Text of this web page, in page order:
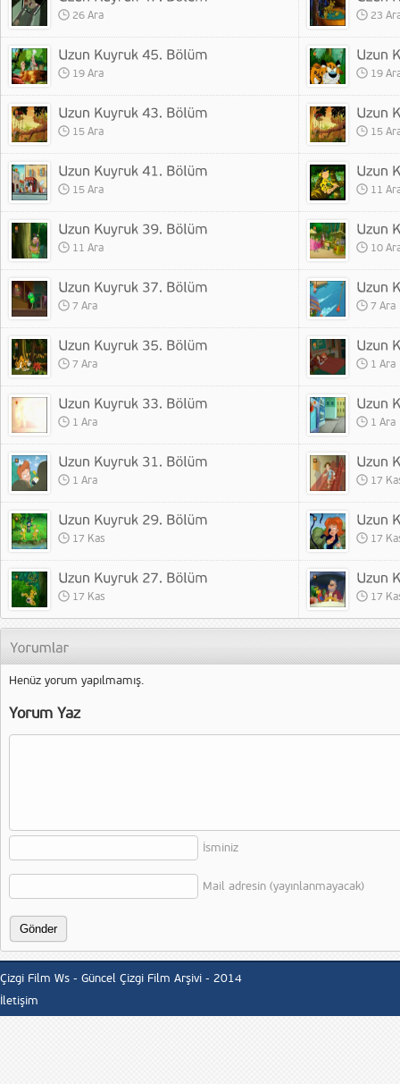
26 Ara 23
19 Ara 19
15 Ara 15
15 Ara 11
11 Ara 10
7 Ara 7 Ara
7 Ara 1 Ara
1 Ara 1 Ara
1 Ara 17
17 Kas 17
17 Kas 17
Henüz yorum yapılmamış.
Yorum Yaz
İsminiz
Mail adresin (yayınlanmayacak)
Çizgi Film Ws - Güncel Çizgi Film Arşivi - 2014
İletişim